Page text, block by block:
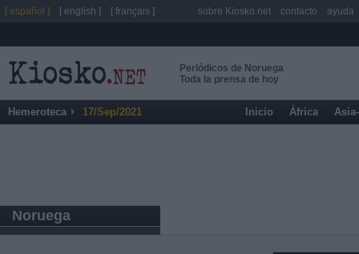
Periódicos de Noruega
Toda la prensa de hoy
Hemeroteca 17/Sep/2021 Inicio África
Noruega
[ español ] [ english ] [ français ] sobre Kiosko.net contacto ayuda